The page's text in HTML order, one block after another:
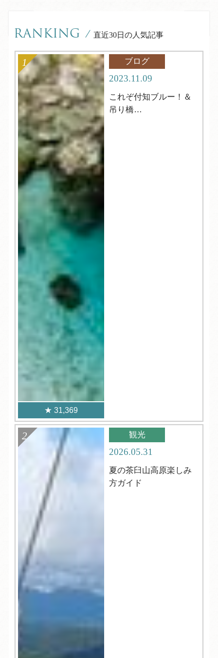
RANKING / 直近30日の人気記事
31,369
ブログ
2023.11.09
これぞ付知ブルー！＆
吊り橋
観光
2026.05.31
夏の茶臼山高原楽しみ
方ガイド